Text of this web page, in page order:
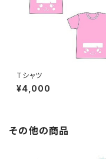
Tシャツ
¥4,000
その他の商品